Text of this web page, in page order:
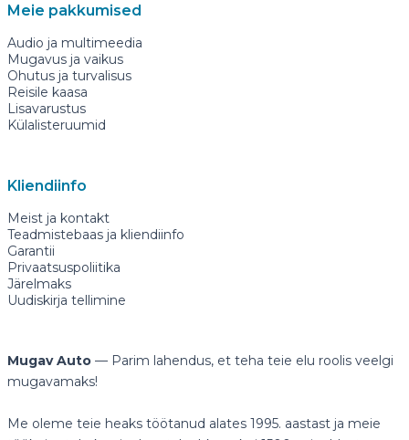
Meie pakkumised
Audio ja multimeedia
Mugavus ja vaikus
Ohutus ja turvalisus
Reisile kaasa
Lisavarustus
Külalisteruumid
Kliendiinfo
Meist ja kontakt
Teadmistebaas ja kliendiinfo
Garantii
Privaatsuspoliitika
Järelmaks
Uudiskirja tellimine
Mugav Auto — Parim lahendus, et teha teie elu roolis veelgi
mugavamaks!
Me oleme teie heaks töötanud alates 1995. aastast ja meie